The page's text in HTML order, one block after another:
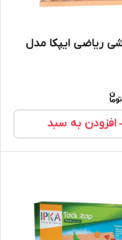
ریاضی ایپکا مدل
افزودن به سبد